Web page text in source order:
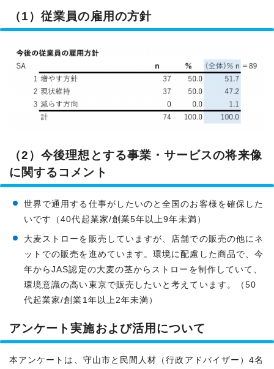
（1）従業員の雇用の方針
（2）今後理想とする事業・サービスの将来像
に関するコメント
世界で通用する仕事がしたいのと全国のお客様を確保した
いです（40代起業家/創業5年以上9年未満）
大麦ストローを販売していますが、店舗での販売の他にネ
ットでの販売を進めています。環境に配慮した商品で、今
年からJAS認定の大麦の茎からストローを制作していて、
環境意識の高い東京で販売したいと考えています。（50
代起業家/創業1年以上2年未満）
アンケート実施および活用について
本アンケートは、守山市と民間人材（行政アドバイザー）4名